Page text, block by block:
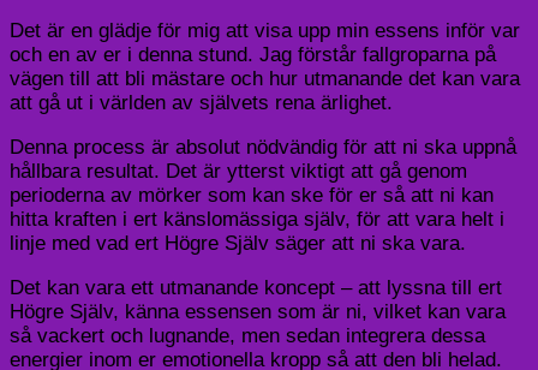
Det är en glädje för mig att visa upp min essens inför var
och en av er i denna stund. Jag förstår fallgroparna på
vägen till att bli mästare och hur utmanande det kan vara
att gå ut i världen av självets rena ärlighet.
Denna process är absolut nödvändig för att ni ska uppnå
hållbara resultat. Det är ytterst viktigt att gå genom
perioderna av mörker som kan ske för er så att ni kan
hitta kraften i ert känslomässiga själv, för att vara helt i
linje med vad ert Högre Själv säger att ni ska vara.
Det kan vara ett utmanande koncept – att lyssna till ert
Högre Själv, känna essensen som är ni, vilket kan vara
så vackert och lugnande, men sedan integrera dessa
energier inom er emotionella kropp så att den bli helad.